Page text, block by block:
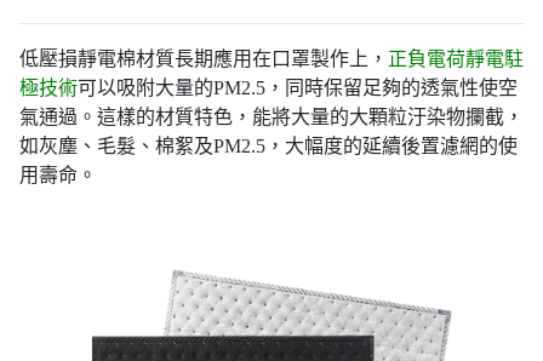
低壓損靜電棉材質長期應用在口罩製作上， 正負電荷靜電駐
極技術可以吸附大量的PM2.5，同時保留足夠的透氣性使空
氣通過。這樣的材質特色，能將大量的大顆粒汙染物攔截，
如灰塵、毛髮、棉絮及PM2.5 ，大幅度的延續後置濾網的使
用壽命。